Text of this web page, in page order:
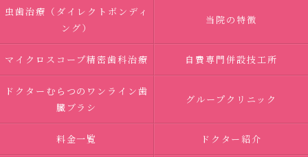
虫歯治療（ダイレクトボンディ
ング）
当院の特徴
マイクロスコープ精密歯科治療 自費専門併設技工所
ドクターむらつのワンライン歯
臓ブラシ
グループクリニック
料金一覧 ドクター紹介